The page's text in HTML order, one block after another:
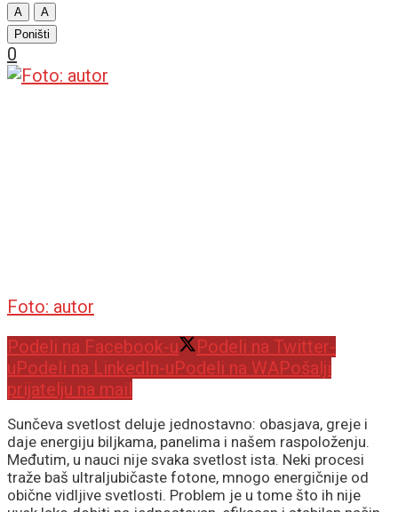
A
A
Poništi
0
Foto: autor
Podeli na Facebook-u
Podeli na Twitter-
uPodeli na LinkedIn-uPodeli na WAPošalji
prijatelju na mail
Sunčeva svetlost deluje jednostavno: obasjava, greje i
daje energiju biljkama, panelima i našem raspoloženju.
Međutim, u nauci nije svaka svetlost ista. Neki procesi
traže baš ultraljubičaste fotone, mnogo energičnije od
obične vidljive svetlosti. Problem je u tome što ih nije